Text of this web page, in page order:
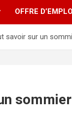
OFFRE
savoir sur un